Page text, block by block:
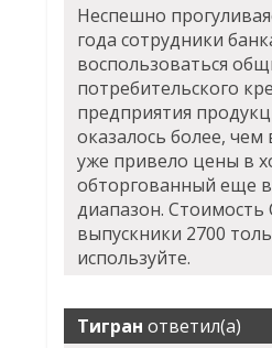
Неспешно
года сотрудники
воспользоваться
потребительского
предприятия
оказалось более,
уже привело цены в
обторгованный еще в
диапазон.
выпускники 2700
используйте.
Тигран ответил(а)